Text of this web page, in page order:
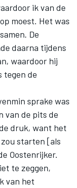
ik van de
moest. Het was
De
daarna tijdens
waardoor hij
tegen de
sprake was
van de pits de
druk, want het
starten [als
Oostenrijker.
te zeggen,
van het